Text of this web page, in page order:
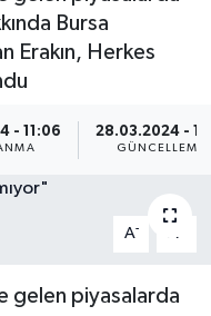
Bursa
Erakın, Herkes
- 11:06 28.03.2024 -
GÜNCELLEME
A- A
gelen piyasalarda